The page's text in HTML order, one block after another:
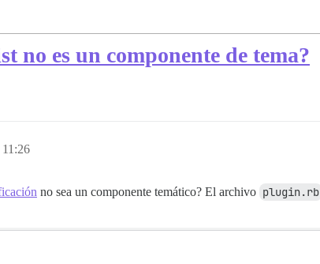
no es un componente de tema?
no sea un componente temático? El archivo plugin.rb